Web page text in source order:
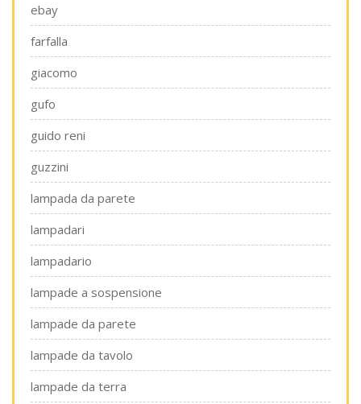
ebay
farfalla
giacomo
gufo
guido reni
guzzini
lampada da parete
lampadari
lampadario
lampade a sospensione
lampade da parete
lampade da tavolo
lampade da terra